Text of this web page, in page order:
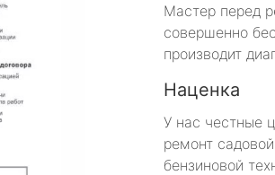
Мастер перед
совершенно
производит
Наценка
У нас честные
ремонт
бензиновой